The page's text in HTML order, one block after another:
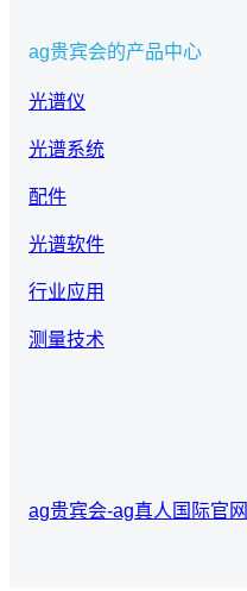
ag贵宾会的产品中心
光谱仪
光谱系统
配件
光谱软件
行业应用
测量技术
ag贵宾会-ag真人国际官网